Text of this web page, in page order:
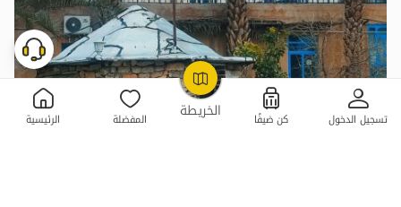
الخريطة تسجيل الدخول كن ضيفًا المفضلة الرئيسية
OpenStreetMap